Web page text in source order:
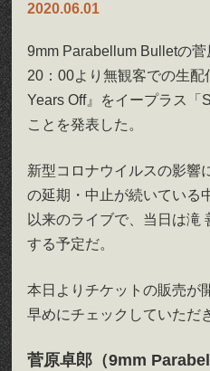
2020.06.01
9mm Parabellum Bulletの
20：00より無観客での生配
Years Off』をイープラス「
ことを発表した。
新型コロナウイルスの影響
の延期・中止が続いている
以来のライブで、当日は滝
する予定だ。
本日よりチケットの販売が
早めにチェックしていただ
菅原卓郎（9mm